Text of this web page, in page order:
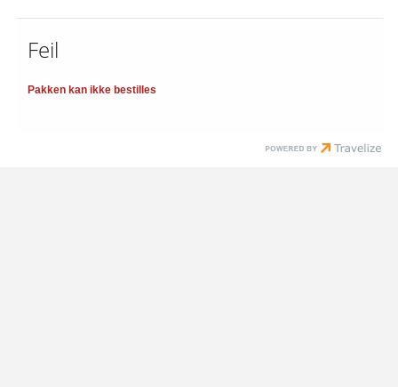
Feil
Pakken kan ikke bestilles